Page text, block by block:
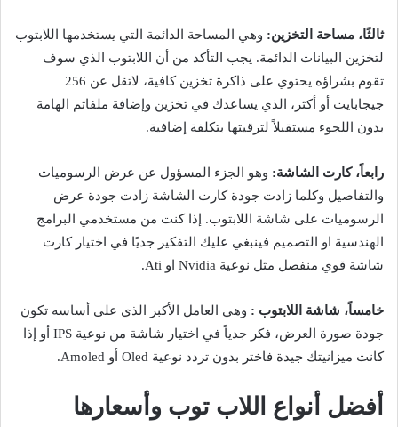
ثالثًا، مساحة التخزين: وهي المساحة الدائمة التي يستخدمها اللابتوب
لتخزين البيانات الدائمة. يجب التأكد من أن اللابتوب الذي سوف
تقوم بشراؤه يحتوي على ذاكرة تخزين كافية، لاتقل عن 256
جيجابايت أو أكثر، الذي يساعدك في تخزين وإضافة ملفاتم الهامة
بدون اللجوء مستقبلاً لترقيتها بتكلفة إضافية.
رابعاً، كارت الشاشة: وهو الجزء المسؤول عن عرض الرسوميات
والتفاصيل وكلما زادت جودة كارت الشاشة زادت جودة عرض
الرسوميات على شاشة اللابتوب. إذا كنت من مستخدمي البرامج
الهندسية او التصميم فينبغي عليك التفكير جديًا في اختيار كارت
شاشة قوي منفصل مثل نوعية Nvidia او Ati.
خامساً، شاشة اللابتوب : وهي العامل الأكبر الذي على أساسه تكون
جودة صورة العرض، فكر جدياً في اختيار شاشة من نوعية IPS أو إذا
كانت ميزانيتك جيدة فاختر بدون تردد نوعية Oled أو Amoled.
أفضل أنواع اللاب توب وأسعارها